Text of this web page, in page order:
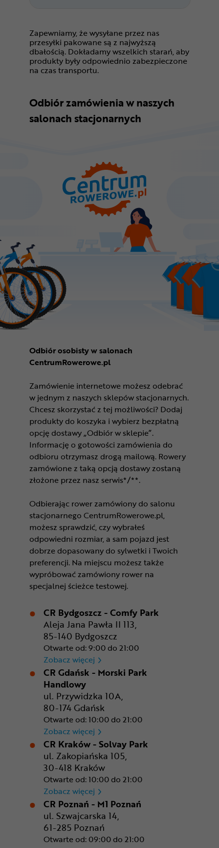
Zapewniamy, że wysyłane przez nas
przesyłki pakowane są z najwyższą
dbałością. Dokładamy wszelkich starań, aby
produkty były odpowiednio zabezpieczone
na czas transportu.
Odbiór zamówienia w naszych
salonach stacjonarnych
Odbiór osobisty w salonach
CentrumRowerowe.pl
Zamówienie internetowe możesz odebrać
w jednym z naszych sklepów stacjonarnych.
Chcesz skorzystać z tej możliwości? Dodaj
produkty do koszyka i wybierz bezpłatną
opcję dostawy „Odbiór w sklepie”.
Informację o gotowości zamówienia do
odbioru otrzymasz drogą mailową. Rowery
zamówione z taką opcją dostawy zostaną
złożone przez nasz serwis*/**.
Odbierając rower zamówiony do salonu
stacjonarnego CentrumRowerowe.pl,
możesz sprawdzić, czy wybrałeś
odpowiedni rozmiar, a sam pojazd jest
dobrze dopasowany do sylwetki i Twoich
preferencji. Na miejscu możesz także
wypróbować zamówiony rower na
specjalnej ścieżce testowej.
CR Bydgoszcz - Comfy Park
Aleja Jana Pawła II 113,
85-140 Bydgoszcz
Otwarte od: 9:00 do 21:00
Zobacz więcej CR Bydgoszcz - Comfy Park
CR Gdańsk - Morski Park
Handlowy
ul. Przywidzka 10A,
80-174 Gdańsk
Otwarte od: 10:00 do 21:00
Zobacz więcej CR Gdańsk - Morski Park
CR Kraków - Solvay Park
ul. Zakopiańska 105,
30-418 Kraków
Otwarte od: 10:00 do 21:00
Zobacz więcej CR Kraków - Solvay Park
CR Poznań - M1 Poznań
ul. Szwajcarska 14,
61-285 Poznań
Otwarte od: 09:00 do 21:00